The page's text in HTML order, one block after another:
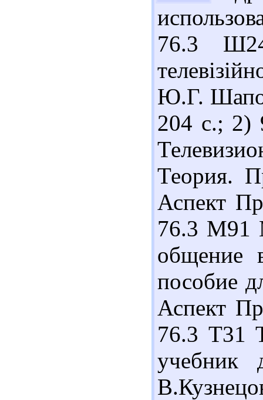
76.3
Ю.Г.
204 с.; 2)
Теория.
Аспект
76.3 М91
общение
пособие
Аспект
76.3 Т31